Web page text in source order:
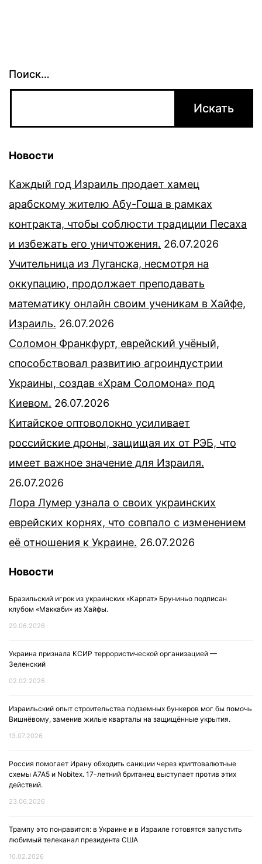
Поиск…
Новости
Каждый год Израиль продает хамец
арабскому жителю Абу-Гоша в рамках
контракта, чтобы соблюсти традиции Песаха
и избежать его уничтожения. 26.07.2026
Учительница из Луганска, несмотря на
оккупацию, продолжает преподавать
математику онлайн своим ученикам в Хайфе,
Израиль. 26.07.2026
Соломон Франкфурт, еврейский учёный,
способствовал развитию агроиндустрии
Украины, создав «Храм Соломона» под
Киевом. 26.07.2026
Китайское оптоволокно усиливает
российские дроны, защищая их от РЭБ, что
имеет важное значение для Израиля.
26.07.2026
Лора Лумер узнала о своих украинских
еврейских корнях, что совпало с изменением
её отношения к Украине. 26.07.2026
Новости
Бразильский игрок из украинских «Карпат» Бруниньо подписан
клубом «Маккаби» из Хайфы.
29.06.2026
Украина признала КСИР террористической организацией —
Зеленский
02.02.2026
Израильский опыт строительства подземных бункеров мог бы помочь
Вишнёвому, заменив жилые кварталы на защищённые укрытия.
13.07.2026
Россия помогает Ирану обходить санкции через криптовалютные
схемы A7A5 и Nobitex. 17-летний британец выступает против этих
действий.
23.06.2026
Трампу это понравится: в Украине и в Израиле готовятся запустить
любимый телеканал президента США
10.02.2026